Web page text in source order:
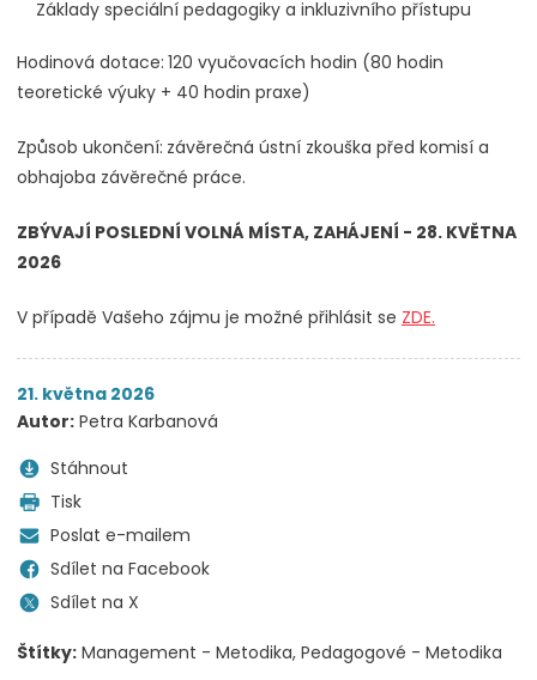
Základy speciální pedagogiky a inkluzivního přístupu
Hodinová dotace: 120 vyučovacích hodin (80 hodin
teoretické výuky + 40 hodin praxe)
Způsob ukončení: závěrečná ústní zkouška před komisí a
obhajoba závěrečné práce.
ZBÝVAJÍ POSLEDNÍ VOLNÁ MÍSTA, ZAHÁJENÍ - 28. KVĚTNA
2026
V případě Vašeho zájmu je možné přihlásit se ZDE.
21. května 2026
Autor: Petra Karbanová
Stáhnout
Tisk
Poslat e-mailem
Sdílet na Facebook
Sdílet na X
Štítky: Management - Metodika Pedagogové - Metodika